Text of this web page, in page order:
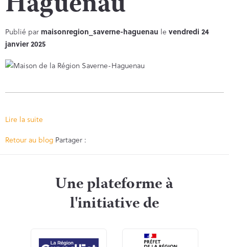
Publié par maisonregion_saverne-haguenau le vendredi 24
janvier 2025
Lire la suite
Retour au blog Partager :
Une plateforme à
l'initiative de